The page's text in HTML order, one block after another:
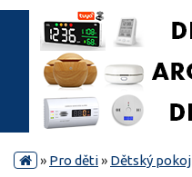
» Pro děti» Dětský pokoj